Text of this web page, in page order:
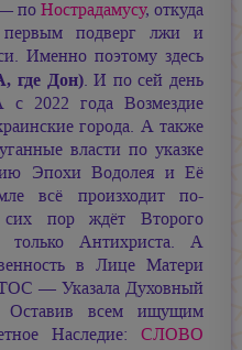
поНострадамусу, откуда
подверг лжи и
Именно поэтому здесь
где Дон). И по сей день
с 2022 года Возмездие
города. А также
власти по указке
Эпохи Водолея и Её
всё произходит по-
пор ждёт Второго
только Антихриста. А
в Лице Матери
—Указала Духовный
Оставив всем ищущим
Наследие: СЛОВО